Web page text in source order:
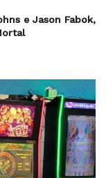
e Jason Fabok,